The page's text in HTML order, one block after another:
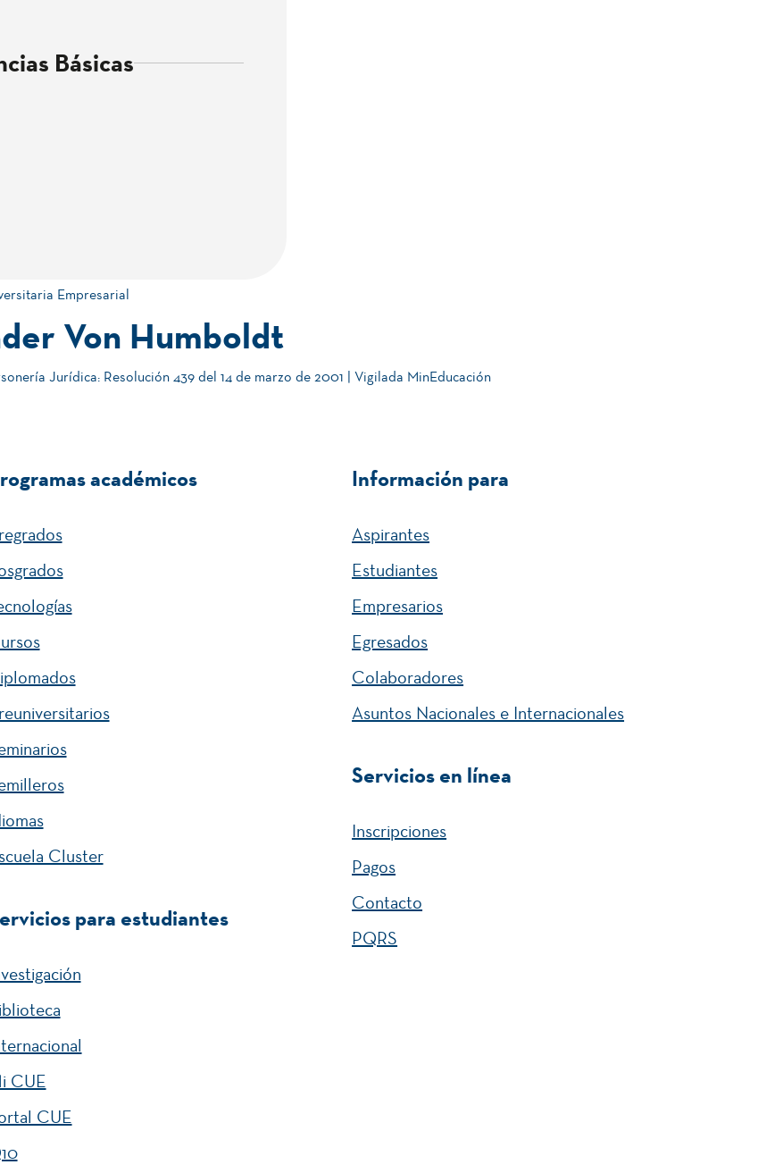
Básicas
Empresarial
Von Humboldt
Jurídica: Resolución 439 del 14 de marzo de 2001 | Vigilada MinEducación
académicos
Cluster
para estudiantes
CUE
CUE
Información para
Aspirantes
Estudiantes
Empresarios
Egresados
Colaboradores
Asuntos Nacionales e Internacionales
Servicios en línea
Inscripciones
Pagos
Contacto
PQRS